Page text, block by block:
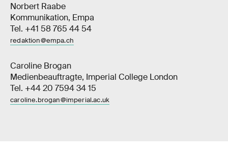
Norbert Raabe
Kommunikation, Empa
Tel. +41 58 765 44 54
redaktion@empa.ch
Caroline Brogan
Medienbeauftragte, Imperial College London
Tel. +44 20 7594 34 15
caroline.brogan@imperial.ac.uk